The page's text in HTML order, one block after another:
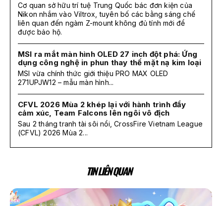
Cơ quan sở hữu trí tuệ Trung Quốc bác đơn kiện của
Nikon nhắm vào Viltrox, tuyên bố các bằng sáng chế
liên quan đến ngàm Z-mount không đủ tính mới để
được bảo hộ.
MSI ra mắt màn hình OLED 27 inch đột phá: Ứng
dụng công nghệ in phun thay thế mặt nạ kim loại
MSI vừa chính thức giới thiệu PRO MAX OLED
271UPJW12 – mẫu màn hình...
CFVL 2026 Mùa 2 khép lại với hành trình đầy
cảm xúc, Team Falcons lên ngôi vô địch
Sau 2 tháng tranh tài sôi nổi, CrossFire Vietnam League
(CFVL) 2026 Mùa 2...
TIN LIÊN QUAN